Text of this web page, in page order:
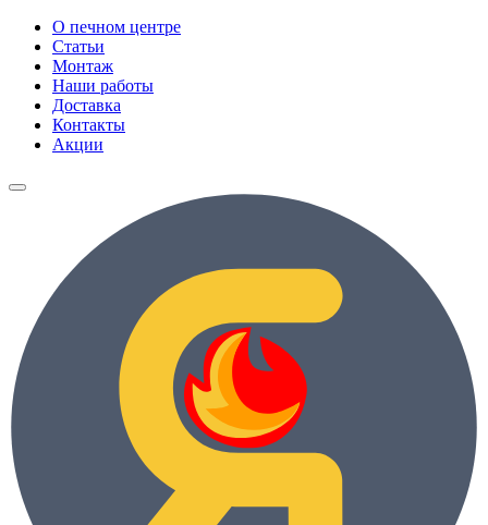
О печном центре
Статьи
Монтаж
Наши работы
Доставка
Контакты
Акции